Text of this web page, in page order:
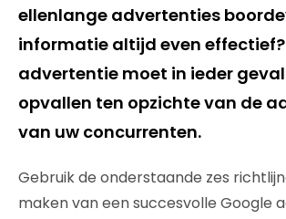
ellenlange advertenties
informatie altijd even effectief?
advertentie moet in ieder
opvallen ten opzichte van de
van uw concurrenten.
Gebruik de onderstaande zes
maken van een succesvolle Google